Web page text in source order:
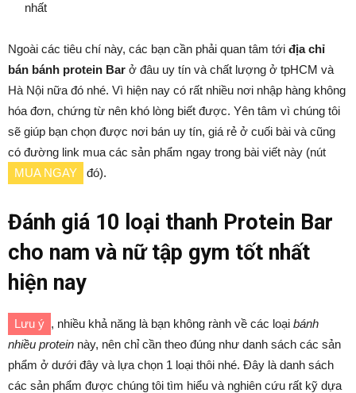
nhất
Ngoài các tiêu chí này, các bạn cần phải quan tâm tới địa chỉ
bán bánh protein Bar ở đâu uy tín và chất lượng ở tpHCM và
Hà Nội nữa đó nhé. Vì hiện nay có rất nhiều nơi nhập hàng không
hóa đơn, chứng từ nên khó lòng biết được. Yên tâm vì chúng tôi
sẽ giúp bạn chọn được nơi bán uy tín, giá rẻ ở cuối bài và cũng
có đường link mua các sản phẩm ngay trong bài viết này (nút
MUA NGAY
đó).
Đánh giá 10 loại thanh Protein Bar
cho nam và nữ tập gym tốt nhất
hiện nay
Lưu ý , nhiều khả năng là bạn không rành về các loại bánh
nhiều protein này, nên chỉ cần theo đúng như danh sách các sản
phẩm ở dưới đây và lựa chọn 1 loại thôi nhé. Đây là danh sách
các sản phẩm được chúng tôi tìm hiểu và nghiên cứu rất kỹ dựa